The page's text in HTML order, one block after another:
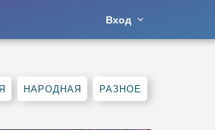
Вход
НАРОДНАЯ РАЗНОЕ